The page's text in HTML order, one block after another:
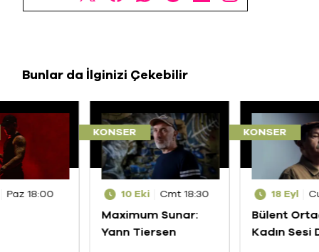
Bunlar da İlginizi Çekebilir
Paz 18:00
KONSER
10 Eki Cmt 18:30
Maximum Sunar:
Yann Tiersen
KONSER
18 Eyl
Bülent
Kadın Sesi